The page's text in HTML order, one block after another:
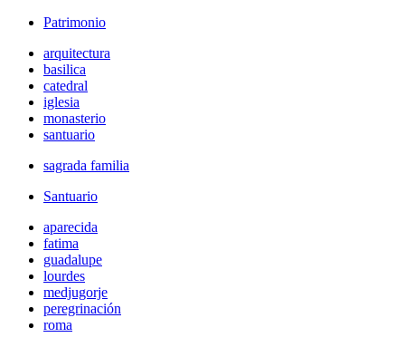
Patrimonio
arquitectura
basilica
catedral
iglesia
monasterio
santuario
sagrada familia
Santuario
aparecida
fatima
guadalupe
lourdes
medjugorje
peregrinación
roma